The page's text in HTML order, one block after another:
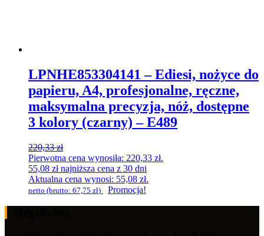
LPNHE853304141 – Ediesi, nożyce do
papieru, A4, profesjonalne, ręczne,
maksymalna precyzja, nóż, dostępne
3 kolory (czarny) – E489
220,33zł
Pierwotna cena wynosiła: 220,33 zł.
55,08 złnajniższa cena z 30 dni
Aktualna cena wynosi: 55,08 zł.
netto (brutto: 67,75 zł) Promocja!